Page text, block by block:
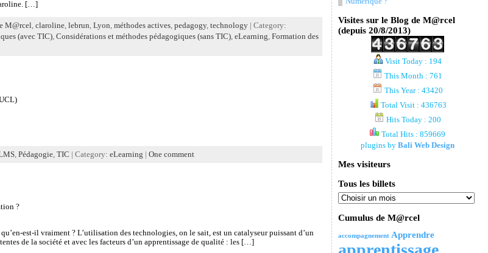
[…]
M@rcel claroline, lebrun Lyon méthodes actives, pedagogy, technology| Category:
(avec TIC), Considérations et méthodes pédagogiques (sans TIC), eLearning Formation des
, Pédagogie, TIC | Category: eLearning One comment
?
est-il vraiment ? L’utilisation des technologies, on le sait, est un catalyseur puissant d’un
de la société et avec les facteurs d’un apprentissage de qualité : les […]
Visites sur le Blog de M@rcel
(depuis 20/8/2013)
Visit Today : 194
This Month : 761
This Year : 43420
Total Visit : 436763
Hits Today : 200
Total Hits : 859669
plugins byBali Web Design
Mes visiteurs
Tous les billets
Cumulus de M@rcel
accompagnement Apprendre